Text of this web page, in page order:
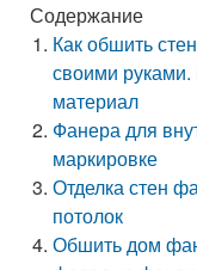
Содержание
Как обшить
своими руками.
материал
Фанера для
маркировке
Отделка стен
потолок
Обшить дом